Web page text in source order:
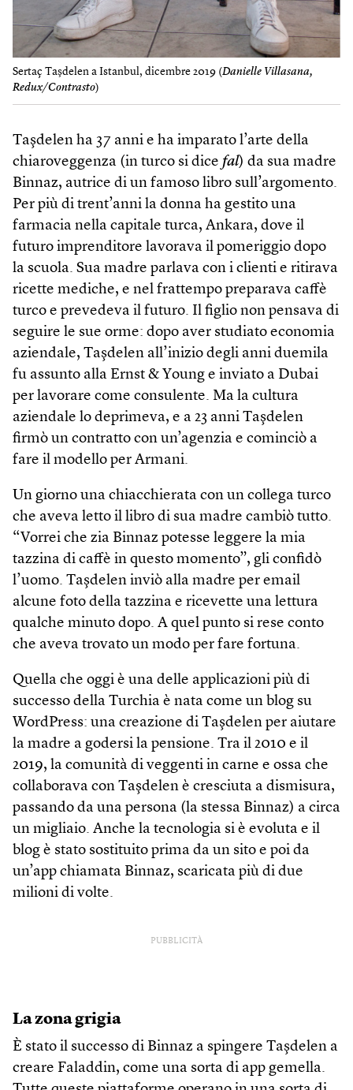
Sertaç Taşdelen a Istanbul, dicembre 2019 (Danielle Villasana,
Redux/Contrasto)
Taşdelen ha 37 anni e ha imparato l’arte della
chiaroveggenza (in turco si dice fal) da sua madre
Binnaz, autrice di un famoso libro sull’argomento.
Per più di trent’anni la donna ha gestito una
farmacia nella capitale turca, Ankara, dove il
futuro imprenditore lavorava il pomeriggio dopo
la scuola. Sua madre parlava con i clienti e ritirava
ricette mediche, e nel frattempo preparava caffè
turco e prevedeva il futuro. Il figlio non pensava di
seguire le sue orme: dopo aver studiato economia
aziendale, Taşdelen all’inizio degli anni duemila
fu assunto alla Ernst & Young e inviato a Dubai
per lavorare come consulente. Ma la cultura
aziendale lo deprimeva, e a 23 anni Taşdelen
firmò un contratto con un’agenzia e cominciò a
fare il modello per Armani.
Un giorno una chiacchierata con un collega turco
che aveva letto il libro di sua madre cambiò tutto.
“Vorrei che zia Binnaz potesse leggere la mia
tazzina di caffè in questo momento”, gli confidò
l’uomo. Taşdelen inviò alla madre per email
alcune foto della tazzina e ricevette una lettura
qualche minuto dopo. A quel punto si rese conto
che aveva trovato un modo per fare fortuna.
Quella che oggi è una delle applicazioni più di
successo della Turchia è nata come un blog su
WordPress: una creazione di Taşdelen per aiutare
la madre a godersi la pensione. Tra il 2010 e il
2019, la comunità di veggenti in carne e ossa che
collaborava con Taşdelen è cresciuta a dismisura,
passando da una persona (la stessa Binnaz) a circa
un migliaio. Anche la tecnologia si è evoluta e il
blog è stato sostituito prima da un sito e poi da
un’app chiamata Binnaz, scaricata più di due
milioni di volte.
PUBBLICITÀ
La zona grigia
È stato il successo di Binnaz a spingere Taşdelen a
creare Faladdin, come una sorta di app gemella.